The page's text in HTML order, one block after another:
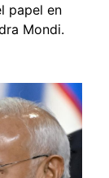
papel en
Mondi.